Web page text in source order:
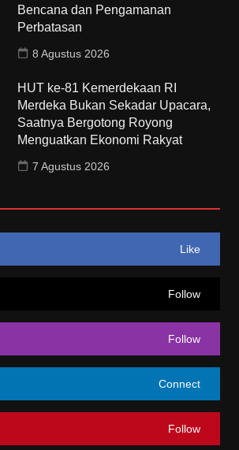
Bencana dan Pengamanan
Perbatasan
8 Agustus 2026
HUT ke-81 Kemerdekaan RI
Merdeka Bukan Sekadar Upacara,
Saatnya Bergotong Royong
Menguatkan Ekonomi Rakyat
7 Agustus 2026
Like
Follow
Follow
Connect
Follow